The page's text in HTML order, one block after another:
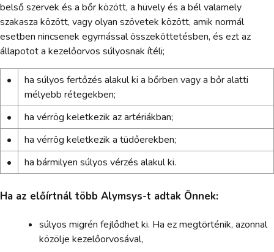
belső szervek és a bőr között, a hüvely és a bél valamely
szakasza között, vagy olyan szövetek között, amik normál
esetben nincsenek egymással összeköttetésben, és ezt az
állapotot a kezelőorvos súlyosnak ítéli;
•
ha súlyos fertőzés alakul ki a bőrben vagy a bőr alatti
mélyebb rétegekben;
•
ha vérrög keletkezik az artériákban;
•
ha vérrög keletkezik a tüdőerekben;
•
ha bármilyen súlyos vérzés alakul ki.
Ha az előírtnál több Alymsys-t adtak Önnek:
súlyos migrén fejlődhet ki. Ha ez megtörténik, azonnal
közölje kezelőorvosával,